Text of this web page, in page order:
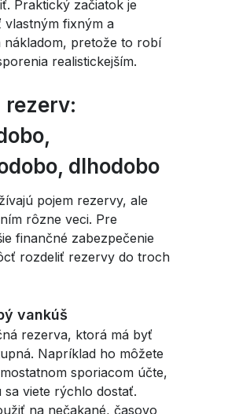
Praktický začiatok je
vlastným fixným a
nákladom, pretože to robí
realistickejším.
rezerv:
dlhodobo
pojem rezervy, ale
rôzne veci. Pre
finančné zabezpečenie
rozdeliť rezervy do troch
vankúš
rezerva, ktorá má byť
Napríklad ho môžete
sporiacom účte,
sa viete rýchlo dostať.
na nečakané, časovo